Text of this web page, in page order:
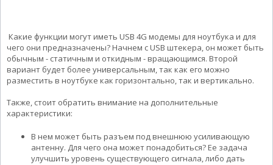
Какие функции могут иметь USB 4G модемы для ноутбука и для
чего они предназначены? Начнем с USB штекера, он может быть
обычным - статичным и откидным - вращающимся. Второй
вариант будет более универсальным, так как его можно
разместить в ноутбуке как горизонтально, так и вертикально.
Также, стоит обратить внимание на дополнительные
характеристики:
В нем может быть разъем под внешнюю усиливающую
антенну. Для чего она может понадобиться? Ее задача
улучшить уровень существующего сигнала, либо дать